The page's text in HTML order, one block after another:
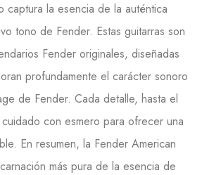
captura la esencia de la auténtica
tono de Fender. Estas guitarras son
Fender originales, diseñadas
profundamente el carácter sonoro
de Fender. Cada detalle, hasta el
con esmero para ofrecer una
En resumen, la Fender American
más pura de la esencia de